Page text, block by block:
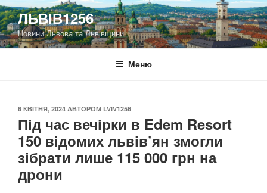
Перейти
до
вмісту
ЛЬВІВ1256
Новини Львова та Львівщини
Меню
ОПУБЛІКОВАНО
6 КВІТНЯ, 2024 АВТОРОМ LVIV1256
Під час вечірки в Edem Resort
150 відомих львів’ян змогли
зібрати лише 115 000 грн на
дрони